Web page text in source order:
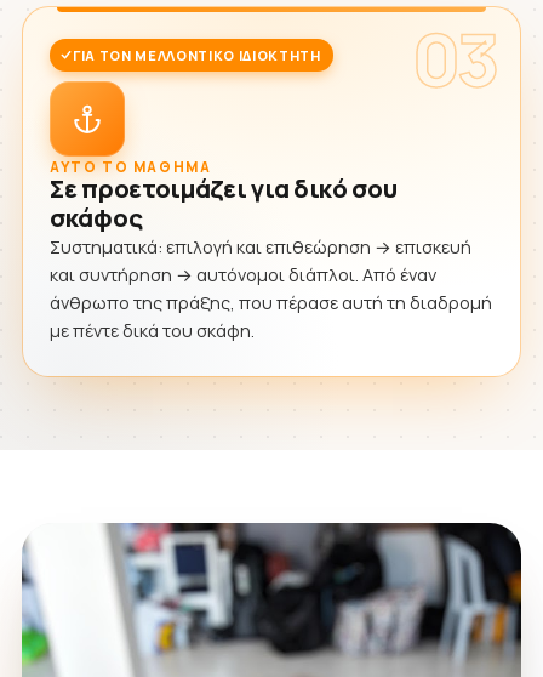
03
ΓΙΑ ΤΟΝ ΜΕΛΛΟΝΤΙΚΌ ΙΔΙΟΚΤΉΤΗ
ΑΥΤΌ ΤΟ ΜΆΘΗΜΑ
Σε προετοιμάζει για δικό σου
σκάφος
Συστηματικά: επιλογή και επιθεώρηση → επισκευή
και συντήρηση → αυτόνομοι διάπλοι. Από έναν
άνθρωπο της πράξης, που πέρασε αυτή τη διαδρομή
με πέντε δικά του σκάφη.